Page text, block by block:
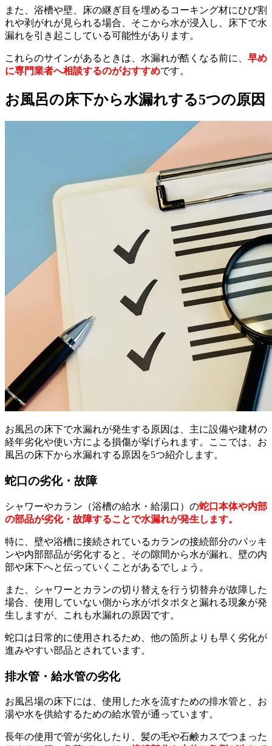
また、浴槽や壁、床の継ぎ目を埋めるコーキング材にひび割
れや剥がれが見られる場合、そこから水が浸入し、床下で水
漏れを引き起こしている可能性があります。
これらのサインがあるときは、水漏れが酷くなる前に、 早め
に専門業者へ相談するのがおすすめです。
お風呂の床下から水漏れする5つの原因
お風呂の床下で水漏れが発生する原因は、主に設備や建材の
経年劣化や使い方による損傷が挙げられます。ここでは、お
風呂の床下から水漏れする原因を5つ紹介します。
蛇口の劣化・故障
シャワーやカラン（浴槽の給水・給湯口）の蛇口本体や内部
の部品が劣化・故障することで水漏れが発生します。
特に、壁や浴槽に接続されているカランの接続部分のパッキ
ンや内部部品が劣化すると、その隙間から水が漏れ、壁の内
部や床下へと伝っていくことがあるでしょう。
また、シャワーとカランの切り替えを行う切替弁が故障した
場合、使用していない側から水がポタポタと漏れる現象が発
生しますが、これも水漏れの原因です。
蛇口は日常的に使用されるため、他の箇所よりも早く劣化が
進みやすい部品とされています。
排水管・給水管の劣化
お風呂場の床下には、使用した水を流すための排水管と、お
湯や水を供給するための給水管が通っています。
長年の使用で管が劣化したり、髪の毛や石鹸カスでつまった